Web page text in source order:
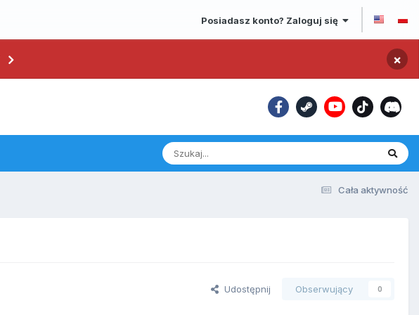
Posiadasz konto? Zaloguj się
×
Cała aktywność
Udostępnij Obserwujący 0